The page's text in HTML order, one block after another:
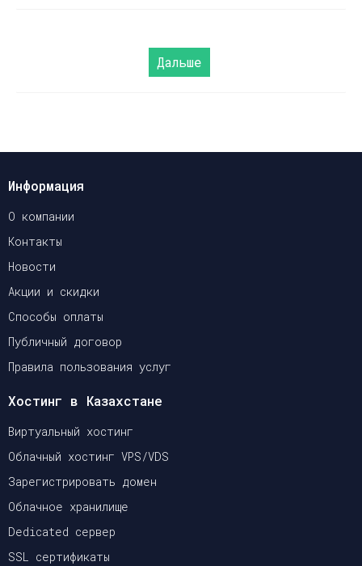
Информация
О компании
Контакты
Новости
Акции и скидки
Способы оплаты
Публичный договор
Правила пользования услуг
Хостинг в Казахстане
Виртуальный хостинг
Облачный хостинг VPS/VDS
Зарегистрировать домен
Облачное хранилище
Dedicated сервер
SSL сертификаты